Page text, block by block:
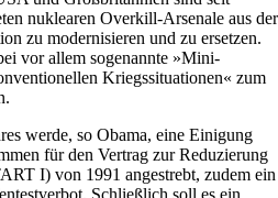
nuklearen Overkill-Arsenale aus der
zu modernisieren und zu ersetzen.
vor allem sogenannte »Mini-
Kriegssituationen« zum
werde, so Obama, eine Einigung
für den Vertrag zur Reduzierung
I) von 1991 angestrebt, zudem ein